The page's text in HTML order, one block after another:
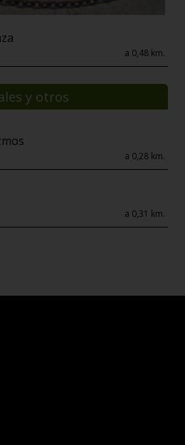
a 0,48 km.
y otros
a 0,28 km.
a 0,31 km.